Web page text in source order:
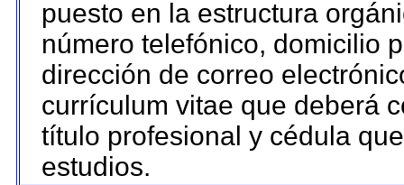
puesto en la estructura
número telefónico, domicilio
dirección de correo
currículum vitae que deberá
título profesional y cédula
estudios.